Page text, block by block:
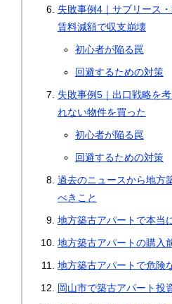
失敗事例4｜サブリース
賃料減額で収支崩壊
初心者が陥る罠
回避するための対策
失敗事例5｜出口戦略を
れない物件を買った
初心者が陥る罠
回避するための対策
過去のニュースから地方
べきこと
地方築古アパートで本当
地方築古アパートの購入
地方築古アパートで危険
岡山市で築古アパート投